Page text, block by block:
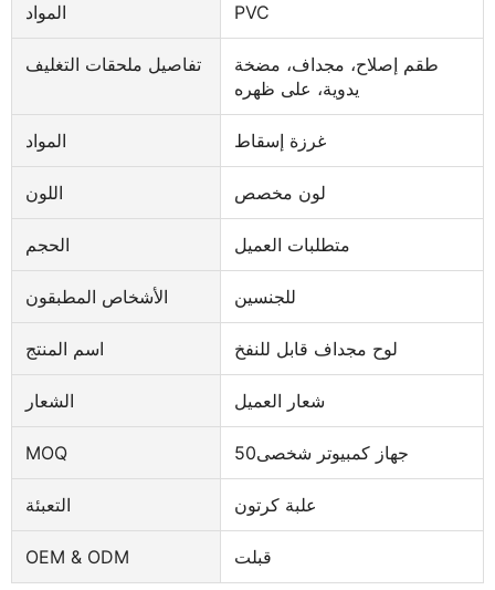
المواد PVC
تفاصيل ملحقات التغليف
طقم إصلاح، مجداف، مضخة
يدوية، على ظهره
المواد غرزة إسقاط
اللون لون مخصص
الحجم متطلبات العميل
الأشخاص المطبقون للجنسين
اسم المنتج لوح مجداف قابل للنفخ
الشعار شعار العميل
MOQ جهاز كمبيوتر شخصى50
التعبئة علبة كرتون
OEM & ODM قبلت